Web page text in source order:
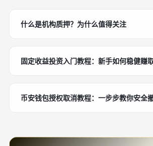
什么是机构质押？为什么值得关注
固定收益投资入门教程：新手如何稳健赚
币安钱包授权取消教程：一步步教你安全